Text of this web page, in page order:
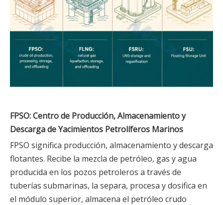
FPSO: Centro de Producción, Almacenamiento y
Descarga de Yacimientos Petrolíferos Marinos
FPSO significa producción, almacenamiento y descarga
flotantes. Recibe la mezcla de petróleo, gas y agua
producida en los pozos petroleros a través de
tuberías submarinas, la separa, procesa y dosifica en
el módulo superior, almacena el petróleo crudo